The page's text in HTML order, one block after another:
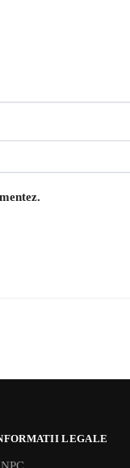
LEGALE